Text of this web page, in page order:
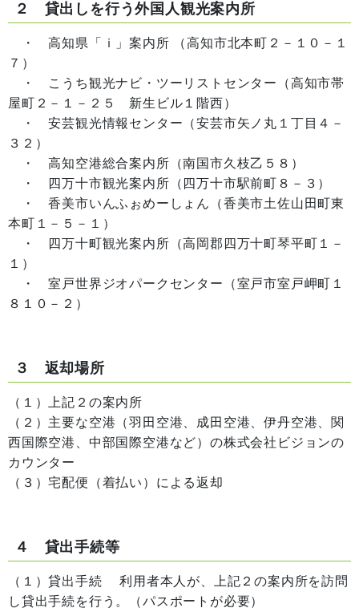
２ 貸出しを行う外国人観光案内所
・ 高知県「ｉ」案内所 （高知市北本町２－１０－１
７）
・ こうち観光ナビ・ツーリストセンター（高知市帯
屋町２－１－２５ 新生ビル１階西）
・ 安芸観光情報センター（安芸市矢ノ丸１丁目４－
３２）
・ 高知空港総合案内所（南国市久枝乙５８）
・ 四万十市観光案内所（四万十市駅前町８－３）
・ 香美市いんふぉめーしょん（香美市土佐山田町東
本町１－５－１）
・ 四万十町観光案内所（高岡郡四万十町琴平町１－
１）
・ 室戸世界ジオパークセンター（室戸市室戸岬町１
８１０－２）
３ 返却場所
（１）上記２の案内所
（２）主要な空港（羽田空港、成田空港、伊丹空港、関
西国際空港、中部国際空港など）の株式会社ビジョンの
カウンター
（３）宅配便（着払い）による返却
４ 貸出手続等
（１）貸出手続 利用者本人が、上記２の案内所を訪問
し貸出手続を行う。（パスポートが必要）